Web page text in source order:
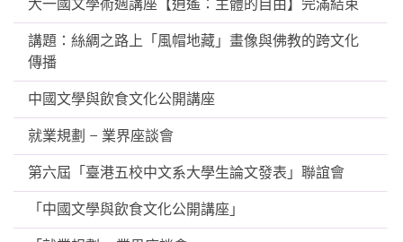
大一國文學術週講座【逍遙：主體的自由】完滿結束
講題：絲綢之路上「風帽地藏」畫像與佛教的跨文化
傳播
中國文學與飲食文化公開講座
就業規劃 – 業界座談會
第六屆「臺港五校中文系大學生論文發表」聯誼會
「中國文學與飲食文化公開講座」